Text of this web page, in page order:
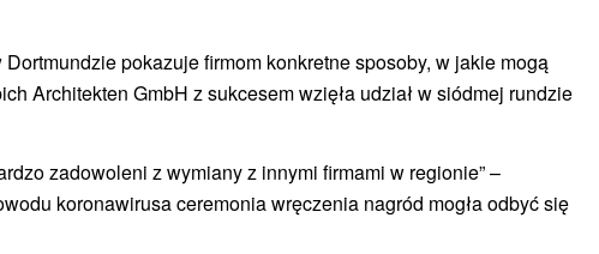
pokazuje firmom konkretne sposoby, w jakie mogą
Architekten GmbH z sukcesem wzięła udział w siódmej rundzie
zadowoleni z wymiany z innymi firmami w regionie” –
koronawirusa ceremonia wręczenia nagród mogła odbyć się